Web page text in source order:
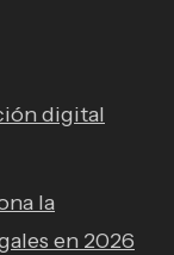
digital
la
en 2026